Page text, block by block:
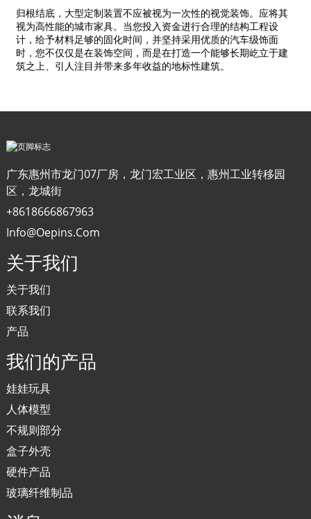
归根结底，大型定制装置不应被视为一次性的视觉装饰。应将其
视为高性能的城市家具。当您投入资金进行合理的结构工程设
计，给予材料足够的固化时间，并坚持采用优质的汽车级饰面
时，您不仅仅是在装饰空间，而是在打造一个能够长期屹立于建
筑之上、引人注目并带来多年收益的地标性建筑。
广东惠州市龙门07厂房，龙门宏工业区，惠州工业转移园
区，龙城街
+8618666867963
Info@oepins.com
关于我们
关于我们
联系我们
产品
我们的产品
娃娃玩具
人体模型
不规则部分
盒子外壳
硬件产品
玻璃纤维制品